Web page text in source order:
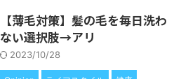
【薄毛対策】髪の毛を毎日洗わ
ない選択肢→アリ
2023/10/28